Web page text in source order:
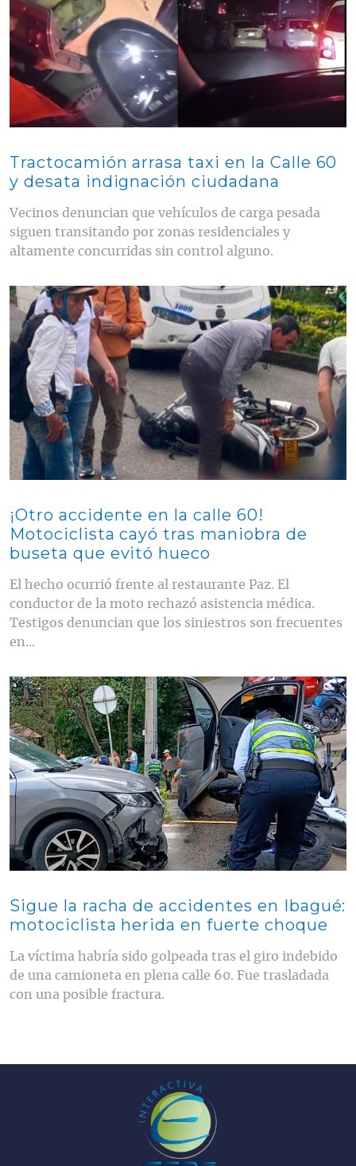
Tractocamión arrasa taxi en la Calle 60
y desata indignación ciudadana
Vecinos denuncian que vehículos de carga pesada
siguen transitando por zonas residenciales y
altamente concurridas sin control alguno.
Contenido multimedia principal
¡Otro accidente en la calle 60!
Motociclista cayó tras maniobra de
buseta que evitó hueco
El hecho ocurrió frente al restaurante Paz. El
conductor de la moto rechazó asistencia médica.
Testigos denuncian que los siniestros son frecuentes
en...
Contenido multimedia principal
Sigue la racha de accidentes en Ibagué:
motociclista herida en fuerte choque
La víctima habría sido golpeada tras el giro indebido
de una camioneta en plena calle 60. Fue trasladada
con una posible fractura.